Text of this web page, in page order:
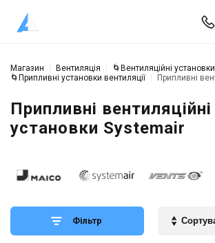
Магазин Вентиляція
🌀Вентиляційні установки
🌀Припливні установки вентиляції
Припливні вентиляційні
установки Systemair
Фільтр